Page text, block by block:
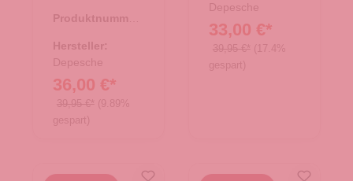
LED Polizeiauto
Produktnummer:
Hersteller:
Depesche
36,00 €*
39,95 €* (9.89%
gespart)
Depesche
33,00 €*
39,95 €* (17.4%
gespart)